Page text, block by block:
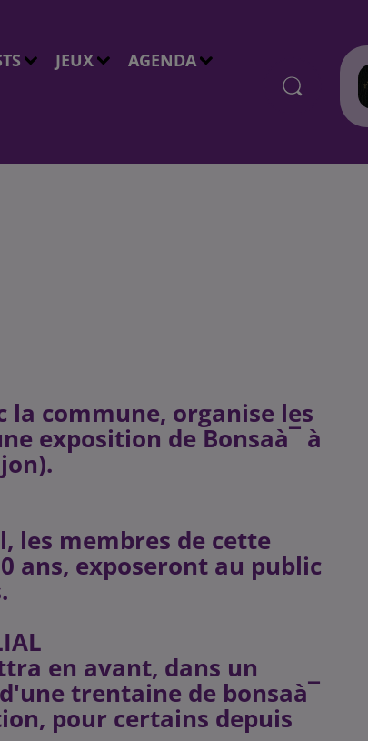
JEUX AGENDA
la commune, organise les
exposition de Bonsaà¯ à
les membres de cette
ans, exposeront au public
en avant, dans un
trentaine de bonsaà¯
pour certains depuis